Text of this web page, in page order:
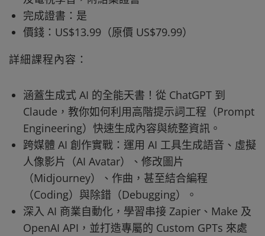
完成證書：是
價錢：US$13.99（原價 US$79.99）
詳細課程內容：
涵蓋生成式 AI 的全能天書！從 ChatGPT 到
Claude，教你如何利用高階提示詞工程（Prompt
Engineering）快速生成內容與統整資訊。
跨媒體 AI 創作實戰：運用 AI 工具生成語音、虛擬
人像影片（AI Avatar）、修改圖片
（Midjourney）、作曲，甚至結合編程
（Coding）與除錯（Debugging）。
深入 AI 商業自動化，學習串接 Zapier、Make 及
OpenAI API，並打造專屬的 Custom GPTs 來處